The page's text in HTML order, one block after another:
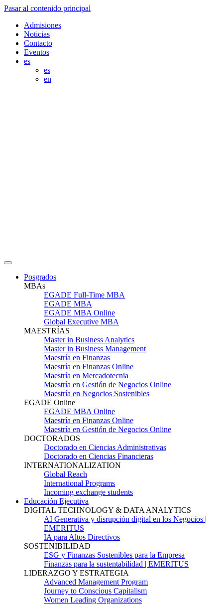
Pasar al contenido principal
Admisiones
Noticias
Contacto
Eventos
es
es
en
Posgrados
MBAs
EGADE Full-Time MBA
EGADE MBA
EGADE MBA Online
Global Executive MBA
MAESTRÍAS
Master in Business Analytics
Master in Business Management
Maestría en Finanzas
Maestría en Finanzas Online
Maestría en Mercadotecnia
Maestría en Gestión de Negocios Online
Maestría en Negocios Sostenibles
EGADE Online
EGADE MBA Online
Maestría en Finanzas Online
Maestría en Gestión de Negocios Online
DOCTORADOS
Doctorado en Ciencias Administrativas
Doctorado en Ciencias Financieras
INTERNATIONALIZATION
Global Reach
International Programs
Incoming exchange students
Educación Ejecutiva
DIGITAL TECHNOLOGY & DATA ANALYTICS
AI Generativa y disrupción digital en los Negocios |
EMERITUS
IA para Altos Directivos
SOSTENIBILIDAD
ESG y Finanzas Sostenibles para la Empresa
Finanzas para la sustentabilidad | EMERITUS
LIDERAZGO Y ESTRATEGIA
Advanced Management Program
Journey to Conscious Capitalism
Women Leading Organizations